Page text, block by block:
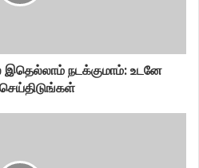
இதெல்லாம் நடக்குமாம்: உடனே